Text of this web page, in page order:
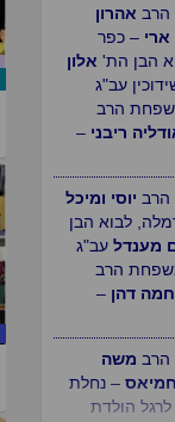
עב"ג
למשפחת
וירדנה צמח–
הרבאהרון
הבן הת'אלון
עב"ג
הרב
ריבני–
לבוא הבן
מענדלעב"ג
הרב
דהן–